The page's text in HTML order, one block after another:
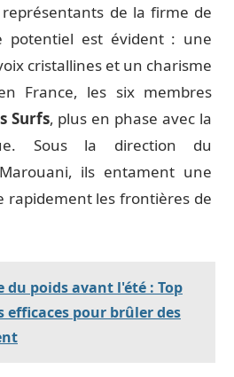
de la firme de
potentiel est évident : une
cristallines et un charisme
France, les six membres
Surfs, plus en phase avec la
Sous la direction du
ils entament une
rapidement les frontières de
du poids avant l'été : Top
efficaces pour brûler des